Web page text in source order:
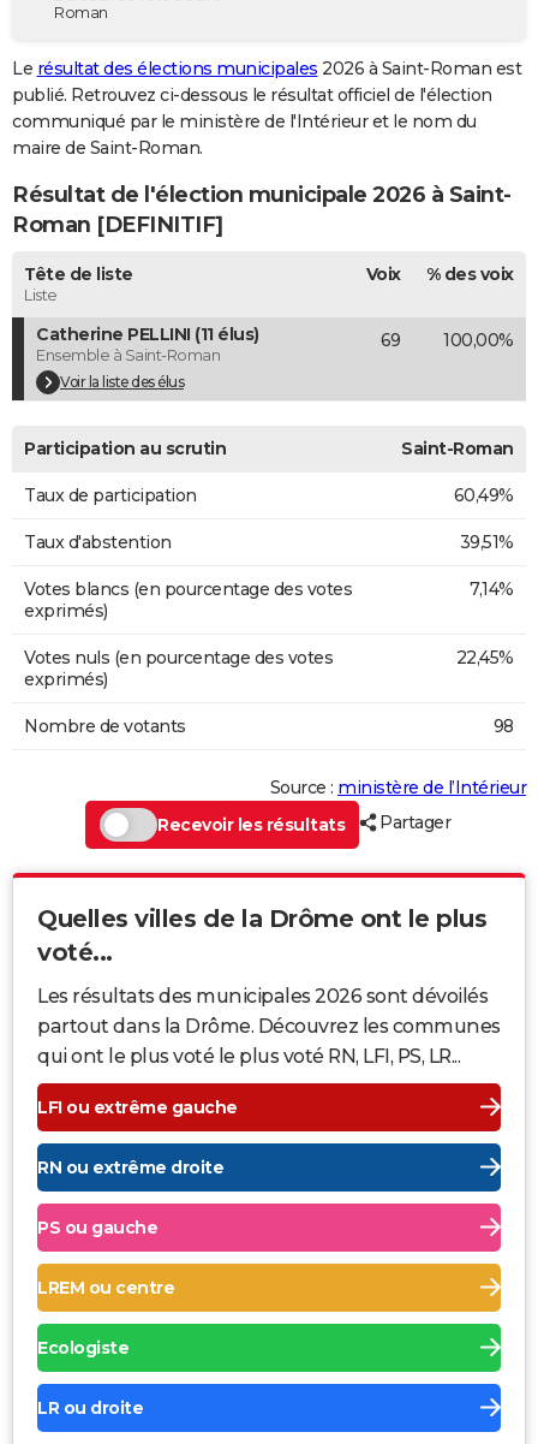
Destinations
City break
Voyage nature
Voyage de noces
Forum
GUIDES D'ACHAT
BONS PLANS
Carte de Noël
Carte Bonne année
Carte Saint-Valentin
Carte Pâques
Carte d'anniversaire
DICTIONNAIRE
Dictionnaire
Biographies
Citations
Expressions
Proverbes
PROGRAMME TV
COPAINS D'AVANT
S'inscrire
Se connecter
Lycées
Collèges
Primaires
Universités
Entreprises
Service militaire
Avis de recherche
AVIS DE DÉCÈS
Bricolage
Television
Roman
Le résultat des élections municipales 2026 à Saint-Roman est
publié. Retrouvez ci-dessous le résultat officiel de l'élection
communiqué par le ministère de l'Intérieur et le nom du
maire de Saint-Roman.
Résultat de l'élection municipale 2026 à Saint-
Roman [DEFINITIF]
Tête de liste
Liste
Voix % des voix
Catherine PELLINI (11 élus)
Ensemble à Saint-Roman
Voir la liste des élus
69 100,00%
Participation au scrutin Saint-Roman
Taux de participation 60,49%
Taux d'abstention 39,51%
Votes blancs (en pourcentage des votes
exprimés)
7,14%
Votes nuls (en pourcentage des votes
exprimés)
22,45%
Nombre de votants 98
Source : ministère de l’Intérieur
Recevoir les résultats
Partager
Quelles villes de la Drôme ont le plus
voté...
Les résultats des municipales 2026 sont dévoilés
partout dans la Drôme. Découvrez les communes
qui ont le plus voté le plus voté RN, LFI, PS, LR...
LFI ou extrême gauche
RN ou extrême droite
PS ou gauche
LREM ou centre
Ecologiste
LR ou droite